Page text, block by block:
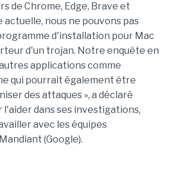
de Chrome, Edge, Brave et
actuelle, nous ne pouvons pas
d'installation pour Mac
d'un trojan. Notre enquête en
applications comme
qui pourrait également être
des attaques », a déclaré
l'aider dans ses investigations,
avec les équipes
(Google).